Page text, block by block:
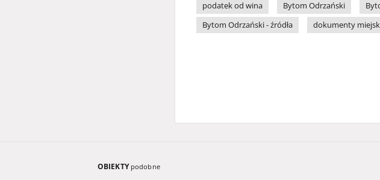
podatek od wina
Bytom Odrzański
Bytom Odrzański - źródła
dokumenty
OBIEKTY podobne